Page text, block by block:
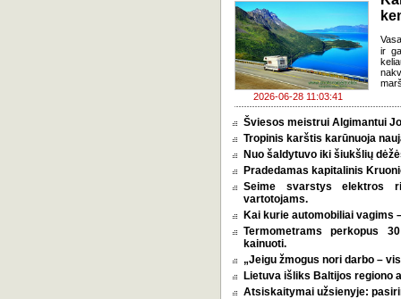
2026-06-28 11:03:41
ir
Šviesos meistrui Algimantui
Tropinis karštis karūnuoja
Nuo šaldytuvo iki šiukšlių
Pradedamas kapitalinis
Seime svarstys elektros
vartotojams.
Kai kurie automobiliai vagims
Termometrams perkopus
kainuoti.
„Jeigu žmogus nori darbo –
Lietuva išliks Baltijos regiono
Atsiskaitymai užsienyje: